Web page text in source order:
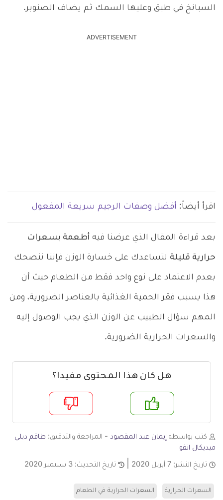
السبانخ في طبق وعليها السمك ثم يضاف الصنوبر.
ADVERTISEMENT
اقرأ أيضاً: أفضل وصفات الرجيم سريعة المفعول
بعد قراءة المقال الذي عرضنا فيه أطعمة بسعرات
حرارية قليلة لتساعدك على خسارة الوزن فإننا ننصحك
بعدم الاعتماد على نوع واحد فقط من الطعام حيث أن
هذا يسبب فقر الحمية الغذائية بالعناصر الضرورية، ومن
المهم سؤال الطبيب عن الوزن الذي يجب الوصول إليه
والسعرات الحرارية الضرورية.
هل كان هذا المحتوى مفيدا؟
لا
كتب بواسطة إيمان عبد المقصود - المراجعة والتدقيق: طاقم ديلي
ميديكال انفو
تاريخ النشر: 7 أبريل 2020 تاريخ التحديث: 3 سبتمبر 2020
السعرات الحرارية السعرات الحرارية في الطعام